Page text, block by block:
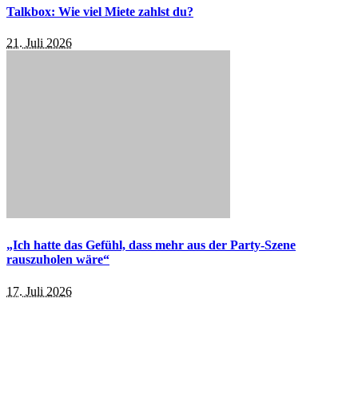
Talkbox: Wie viel Miete zahlst du?
21. Juli 2026
„Ich hatte das Gefühl, dass mehr aus der Party-Szene
rauszuholen wäre“
17. Juli 2026